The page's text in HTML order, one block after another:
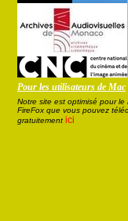
Pour les utilisateurs de Mac
Notre site est optimisé pour le
FireFox que vous pouvez
gratuitement ici